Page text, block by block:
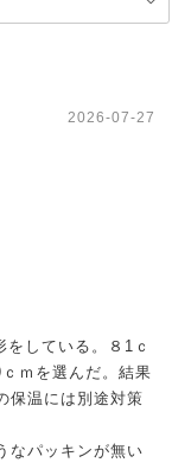
2026-07-27
している。８1ｃ
ｍを選んだ。結果
保温には別途対策
なパッキンが無い